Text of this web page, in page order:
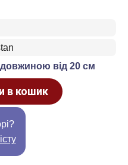
від 20 см
в кошик